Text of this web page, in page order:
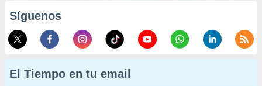
Síguenos
El Tiempo en tu email